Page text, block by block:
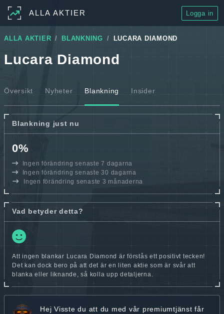
ALLA AKTIER Logga in
ALLA AKTIER BLANKNING LUCARA DIAMOND
Lucara Diamond
Översikt Nyheter Blankning Insider
Blankning just nu
0%
Ingen förändring senaste 7 dagarna
Ingen förändring senaste 30 dagarna
Ingen förändring senaste 3 månaderna
Vad betyder detta?
Att ingen blankar Lucara Diamond är förstås ett positivt tecken!
Det kan dock bero på att det är en liten aktie som är svår att
blanka eller liknande, så kolla upp detaljerna.
Hej Visste du att du med vår premiumtjänst får